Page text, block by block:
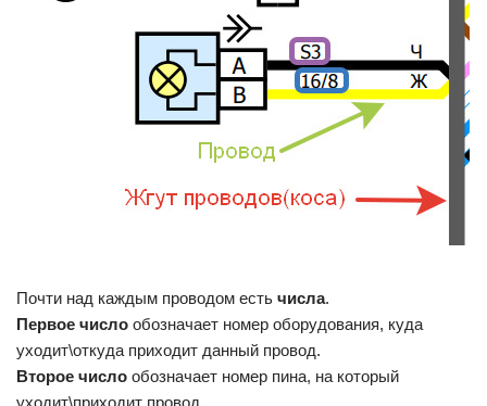
Почти над каждым проводом есть числа.
Первое число обозначает номер оборудования, куда
уходит\откуда приходит данный провод.
Второе число обозначает номер пина, на который
уходит\приходит провод.